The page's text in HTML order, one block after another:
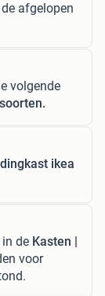
afgelopen
volgende
ikea
de Kasten |
voor